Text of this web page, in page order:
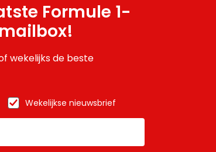
Formule 1-
wekelijks de beste
Wekelijkse nieuwsbrief